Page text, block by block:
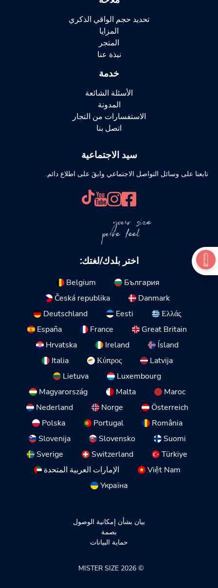
تحديد حجم الواقي الذكري
المزايا
المتجر
نبذة عنا
خدمة
الأسئلة الشائعة
المدونة
الاستفسارات من التجار
اتصل بنا
سيد الاجتماعية
تابعنا على وسائل التواصل الاجتماعي وابقَ على اطلاع دائم.
your size
pure feel
اختر بلدك/لغتك:
Belgium
България
Česká republika
Danmark
Deutschland
Eesti
Ελλάς
España
France
Great Britain
Hrvatska
Ireland
Ísland
Italia
Κύπρος
Latvija
Lietuva
Luxembourg
Magyarország
Malta
Maroc
Nederland
Norge
Österreich
Polska
Portugal
România
Slovenija
Slovensko
Suomi
Sverige
Switzerland
Türkiye
الإمارات العربية المتحدة
Việt Nam
Україна
بيان بشأن إمكانية الوصول
بصمة
حماية البيانات
© 2026 MISTER SIZE